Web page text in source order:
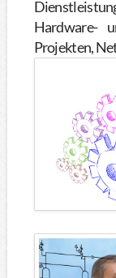
Hardware-
Projekten,